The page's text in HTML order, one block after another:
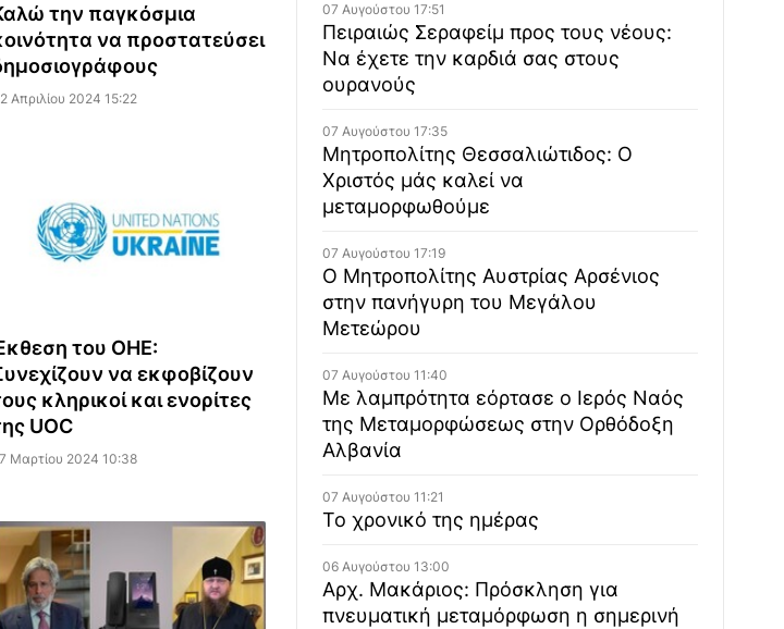
την παγκόσμια
να προστατεύσει
Απριλίου 2024 15:22
του ΟΗΕ:
να εκφοβίζουν
κληρικοί και ενορίτες
UOC
Μαρτίου 2024 10:38
07 Αυγούστου 17:51
Πειραιώς Σεραφείμ προς τους νέους:
Να έχετε την καρδιά σας στους
ουρανούς
07 Αυγούστου 17:35
Μητροπολίτης Θεσσαλιώτιδος: Ο
Χριστός μάς καλεί να
μεταμορφωθούμε
07 Αυγούστου 17:19
Ο Μητροπολίτης Αυστρίας Αρσένιος
στην πανήγυρη του Μεγάλου
Μετεώρου
07 Αυγούστου 11:40
Με λαμπρότητα εόρτασε ο Ιερός Ναός
της Μεταμορφώσεως στην Ορθόδοξη
Αλβανία
07 Αυγούστου 11:21
Το χρονικό της ημέρας
06 Αυγούστου 13:00
Αρχ. Μακάριος: Πρόσκληση για
πνευματική μεταμόρφωση η σημερινή